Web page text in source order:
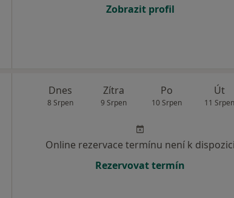
Zobrazit profil
Dnes
8 Srpen
Zítra
9 Srpen
Po
10 Srpen
Út
11 Srpen
Online rezervace termínu není k dispozici
Rezervovat termín